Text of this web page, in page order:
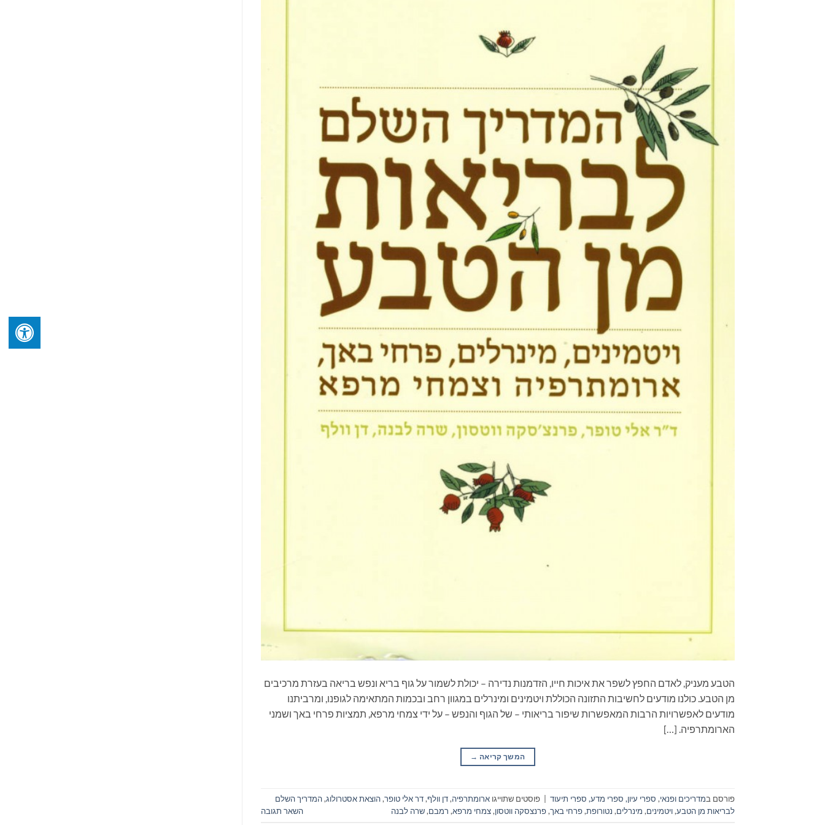
הטבע מעניק, לאדם החפץ לשפר את איכות חייו, הזדמנות נדירה – יכולת לשמור על גוף בריא ונפש בריאה בעזרת מרכיבים
מן הטבע. כולנו מודעים לחשיבות התזונה הכוללת ויטמינים ומינרלים במגוון רחב ובכמות המתאימה לגופנו, ומרביתנו
מודעים לאפשרויות הרבות המאפשרות שיפור בריאותי – של הגוף והנפש – על ידי צמחי מרפא, תמציות פרחי באך ושמני
הארומתרפיה. […]
המשך קריאה →
פורסם במדריכים ופנאי, ספרי עיון, ספרי מדע, ספרי תיעוד פוסטים שתוייגו ארומתרפיה,דן וולף,דר אלי טופר,הוצאת אסטרולוג,המדריך השלם
לבריאות מן הטבע,ויטמינים, מינרלים, נטורופת,פרחי באך,פרנצסקה ווטסון,צמחי מרפא, רמבם,שרה לבנה השאר תגובה